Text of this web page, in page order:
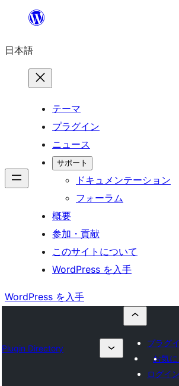
を
日本語
テーマ
プラグイン
ニュース
サポート
ドキュメンテーション
フォーラム
概要
参加・貢献
このサイトについて
WordPress を入手
WordPress を入手
Plugin Directory
プラグ
お気に
ログイン